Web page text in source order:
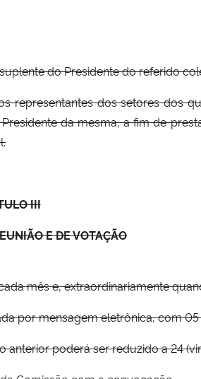
do Presidente do referido
representantes dos setores dos
da mesma, a fim de
III
E DE VOTAÇÃO
mês e, extraordinariamente
por mensagem eletrônica, com
poderá ser reduzido a 24